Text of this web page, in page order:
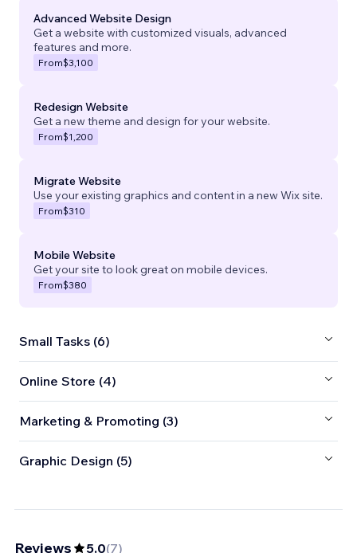
Advanced Website Design
Get a website with customized visuals, advanced
features and more.
From$3,100
Redesign Website
Get a new theme and design for your website.
From$1,200
Migrate Website
Use your existing graphics and content in a new Wix site.
From$310
Mobile Website
Get your site to look great on mobile devices.
From$380
Small Tasks (6)
Online Store (4)
Marketing & Promoting (3)
Graphic Design (5)
Reviews 5.0(7)